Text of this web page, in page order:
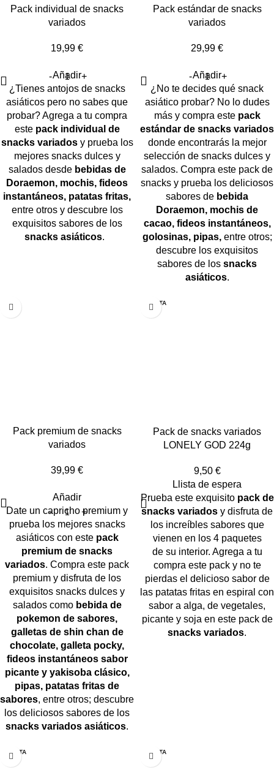
Pack individual de snacks
variados
19,99 €
Añadir
¿Tienes antojos de snacks
asiáticos pero no sabes que
probar? Agrega a tu compra
este pack individual de
snacks variadosy prueba los
mejores snacks dulces y
salados desde bebidas de
Doraemon, mochis, fideos
instantáneos, patatas fritas,
entre otros y descubre los
exquisitos sabores de los
snacks asiáticos.
Pack estándar de snacks
variados
29,99 €
Añadir
¿No te decides qué snack
asiático probar? No lo dudes
más y compra este pack
estándar de snacks variados
donde encontrarás la mejor
selección de snacks dulces y
salados. Compra este pack de
snacks y prueba los deliciosos
sabores de bebida
Doraemon, mochis de
cacao, fideos instantáneos,
golosinas, pipas,entre otros;
descubre los exquisitos
sabores de los snacks
asiáticos.
Pack premium de snacks
variados
39,99 €
Añadir
Date un capricho premium y
prueba los mejores snacks
asiáticos con este pack
premium de snacks
variados. Compra este pack
premium y disfruta de los
exquisitos snacks dulces y
salados como bebida de
pokemon de sabores,
galletas de shin chan de
chocolate, galleta pocky,
fideos instantáneos sabor
picante y yakisoba clásico,
pipas, patatas fritas de
sabores, entre otros; descubre
los deliciosos sabores de los
snacks variados asiáticos.
AGOTA
DO
Pack de snacks variados
LONELY GOD 224g
9,50 €
Llista de espera
Prueba este exquisito pack de
snacks variados y disfruta de
los increíbles sabores que
vienen en los 4 paquetes
de su interior. Agrega a tu
compra este pack y no te
pierdas el delicioso sabor de
las patatas fritas en espiral con
sabor a alga, de vegetales,
picante y soja en este pack de
snacks variados.
AGOTA
DO
AGOTA
DO